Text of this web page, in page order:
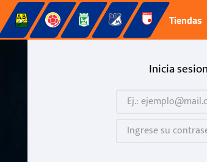
Tiendas
Inicia